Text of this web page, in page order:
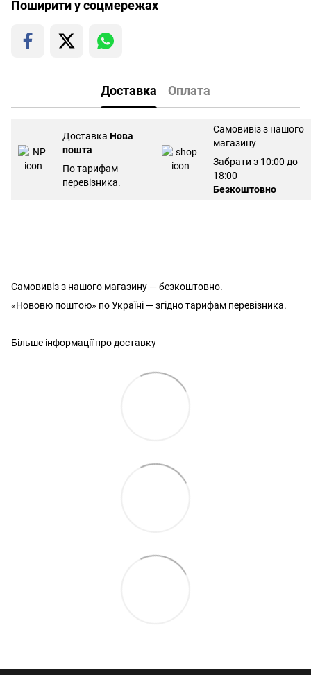
Поширити у соцмережах
Доставка Оплата
Доставка Нова
пошта
По тарифам
перевізника.
Самовивіз з нашого
магазину
Забрати з 10:00 до
18:00
Безкоштовно
Самовивіз з нашого магазину — безкоштовно.
«Нововю поштою» по Україні — згідно тарифам перевізника.
Більше інформації про доставку